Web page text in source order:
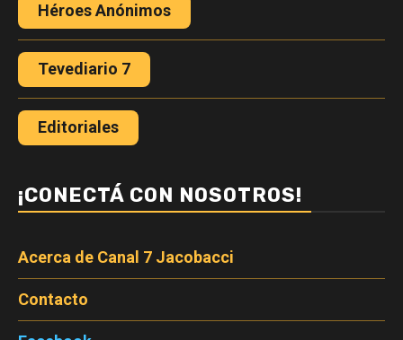
Héroes Anónimos
Tevediario 7
Editoriales
¡CONECTÁ CON NOSOTROS!
Acerca de Canal 7 Jacobacci
Contacto